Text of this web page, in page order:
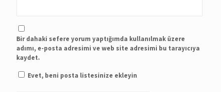
Bir dahaki sefere yorum yaptığımda kullanılmak üzere
adımı, e-posta adresimi ve web site adresimi bu tarayıcıya
kaydet.
Evet, beni posta listesinize ekleyin